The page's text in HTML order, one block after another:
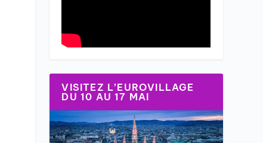
VISITEZ L’EUROVILLAGE
DU 10 AU 17 MAI